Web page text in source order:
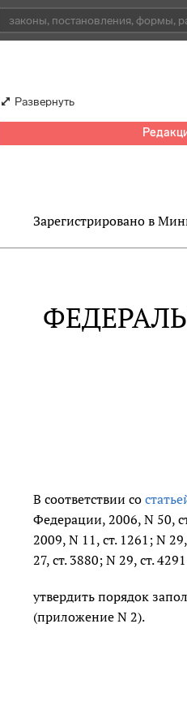
Развернуть
Зарегистрировано в
В соответствии со
Федерации, 2006, N 50,
2009, N 11, ст. 1261; N
27, ст. 3880; N 29, ст.
утвердить порядок
(приложение N 2).